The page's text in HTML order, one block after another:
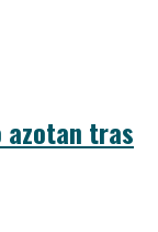
tras